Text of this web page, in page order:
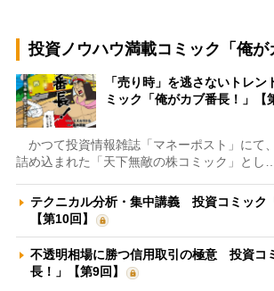
投資ノウハウ満載コミック「俺が
「売り時」を逃さないトレ
ミック「俺がカブ番長！」【
かつて投資情報雑誌「マネーポスト」にて
詰め込まれた「天下無敵の株コミック」とし…
テクニカル分析・集中講義 投資コミック
【第10回】
不透明相場に勝つ信用取引の極意 投資コ
長！」【第9回】